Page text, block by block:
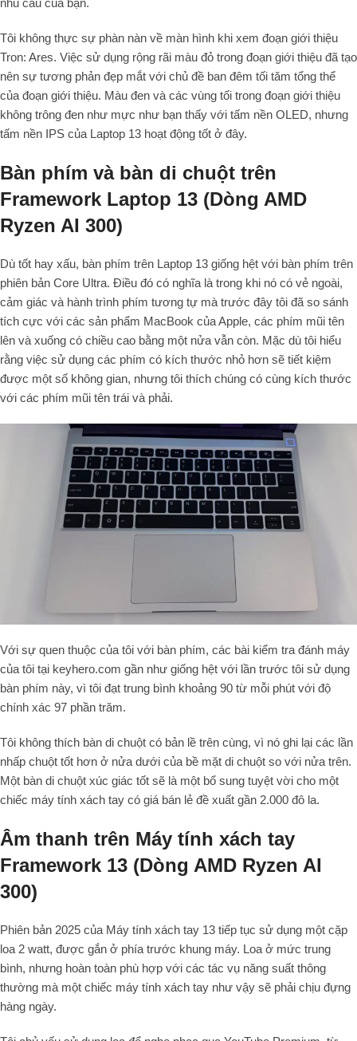
Tôi không thực sự phàn nàn về màn hình khi xem đoạn giới thiệu
Tron: Ares. Việc sử dụng rộng rãi màu đỏ trong đoạn giới thiệu đã tạo
nên sự tương phản đẹp mắt với chủ đề ban đêm tối tăm tổng thể
của đoạn giới thiệu. Màu đen và các vùng tối trong đoạn giới thiệu
không trông đen như mực như bạn thấy với tấm nền OLED, nhưng
tấm nền IPS của Laptop 13 hoạt động tốt ở đây.
Bàn phím và bàn di chuột trên
Framework Laptop 13 (Dòng AMD
Ryzen AI 300)
Dù tốt hay xấu, bàn phím trên Laptop 13 giống hệt với bàn phím trên
phiên bản Core Ultra. Điều đó có nghĩa là trong khi nó có vẻ ngoài,
cảm giác và hành trình phím tương tự mà trước đây tôi đã so sánh
tích cực với các sản phẩm MacBook của Apple, các phím mũi tên
lên và xuống có chiều cao bằng một nửa vẫn còn. Mặc dù tôi hiểu
rằng việc sử dụng các phím có kích thước nhỏ hơn sẽ tiết kiệm
được một số không gian, nhưng tôi thích chúng có cùng kích thước
với các phím mũi tên trái và phải.
Với sự quen thuộc của tôi với bàn phím, các bài kiểm tra đánh máy
của tôi tại keyhero.com gần như giống hệt với lần trước tôi sử dụng
bàn phím này, vì tôi đạt trung bình khoảng 90 từ mỗi phút với độ
chính xác 97 phần trăm.
Tôi không thích bàn di chuột có bản lề trên cùng, vì nó ghi lại các lần
nhấp chuột tốt hơn ở nửa dưới của bề mặt di chuột so với nửa trên.
Một bàn di chuột xúc giác tốt sẽ là một bổ sung tuyệt vời cho một
chiếc máy tính xách tay có giá bán lẻ đề xuất gần 2.000 đô la.
Âm thanh trên Máy tính xách tay
Framework 13 (Dòng AMD Ryzen AI
300)
Phiên bản 2025 của Máy tính xách tay 13 tiếp tục sử dụng một cặp
loa 2 watt, được gắn ở phía trước khung máy. Loa ở mức trung
bình, nhưng hoàn toàn phù hợp với các tác vụ năng suất thông
thường mà một chiếc máy tính xách tay như vậy sẽ phải chịu đựng
hàng ngày.